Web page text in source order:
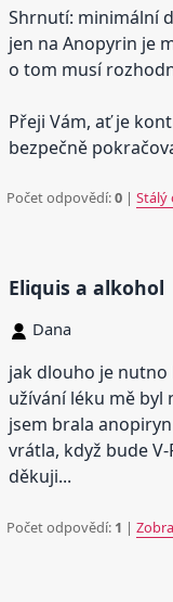
Shrnutí: minimální
jen na Anopyrin je
o tom musí
Přeji Vám, ať je
bezpečně
Počet odpovědí:0 |Stálý
Eliquis a alkohol
Dana
jak dlouho je nutno
užívání léku mě byl
jsem brala
vrátla, když bude
děkuji...
Počet odpovědí: 1 |